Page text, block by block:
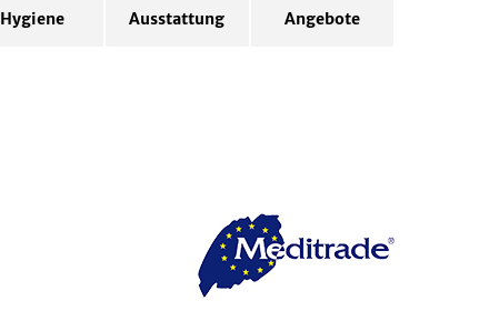
Hygiene Ausstattung Angebote